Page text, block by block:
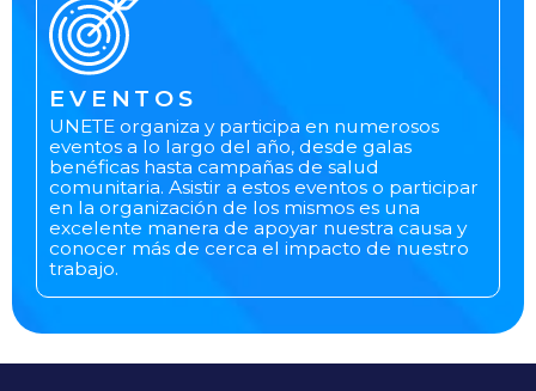
EVENTOS
UNETE organiza y participa en numerosos
eventos a lo largo del año, desde galas
benéficas hasta campañas de salud
comunitaria. Asistir a estos eventos o participar
en la organización de los mismos es una
excelente manera de apoyar nuestra causa y
conocer más de cerca el impacto de nuestro
trabajo.